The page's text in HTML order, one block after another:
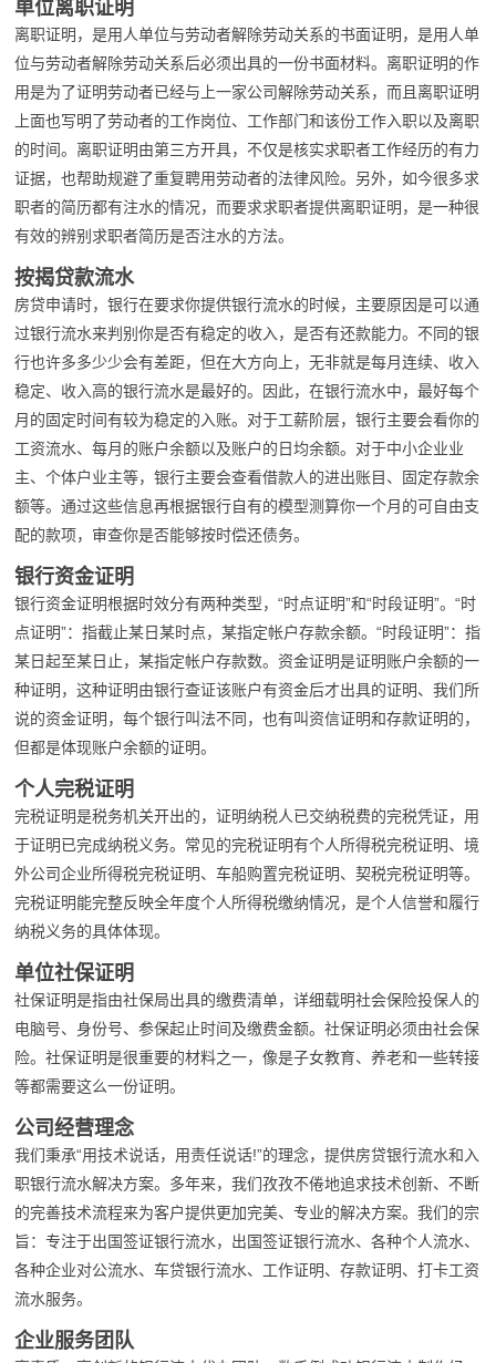
单位离职证明
离职证明，是用人单位与劳动者解除劳动关系的书面证明，是用人单
位与劳动者解除劳动关系后必须出具的一份书面材料。离职证明的作
用是为了证明劳动者已经与上一家公司解除劳动关系，而且离职证明
上面也写明了劳动者的工作岗位、工作部门和该份工作入职以及离职
的时间。离职证明由第三方开具，不仅是核实求职者工作经历的有力
证据，也帮助规避了重复聘用劳动者的法律风险。另外，如今很多求
职者的简历都有注水的情况，而要求求职者提供离职证明，是一种很
有效的辨别求职者简历是否注水的方法。
按揭贷款流水
房贷申请时，银行在要求你提供银行流水的时候，主要原因是可以通
过银行流水来判别你是否有稳定的收入，是否有还款能力。不同的银
行也许多多少少会有差距，但在大方向上，无非就是每月连续、收入
稳定、收入高的银行流水是最好的。因此，在银行流水中，最好每个
月的固定时间有较为稳定的入账。对于工薪阶层，银行主要会看你的
工资流水、每月的账户余额以及账户的日均余额。对于中小企业业
主、个体户业主等，银行主要会查看借款人的进出账目、固定存款余
额等。通过这些信息再根据银行自有的模型测算你一个月的可自由支
配的款项，审查你是否能够按时偿还债务。
银行资金证明
银行资金证明根据时效分有两种类型，“时点证明”和“时段证明”。“时
点证明”：指截止某日某时点，某指定帐户存款余额。“时段证明”：指
某日起至某日止，某指定帐户存款数。资金证明是证明账户余额的一
种证明，这种证明由银行查证该账户有资金后才出具的证明、我们所
说的资金证明，每个银行叫法不同，也有叫资信证明和存款证明的，
但都是体现账户余额的证明。
个人完税证明
完税证明是税务机关开出的，证明纳税人已交纳税费的完税凭证，用
于证明已完成纳税义务。常见的完税证明有个人所得税完税证明、境
外公司企业所得税完税证明、车船购置完税证明、契税完税证明等。
完税证明能完整反映全年度个人所得税缴纳情况，是个人信誉和履行
纳税义务的具体体现。
单位社保证明
社保证明是指由社保局出具的缴费清单，详细载明社会保险投保人的
电脑号、身份号、参保起止时间及缴费金额。社保证明必须由社会保
险。社保证明是很重要的材料之一，像是子女教育、养老和一些转接
等都需要这么一份证明。
公司经营理念
我们秉承“用技术说话，用责任说话!”的理念，提供房贷银行流水和入
职银行流水解决方案。多年来，我们孜孜不倦地追求技术创新、不断
的完善技术流程来为客户提供更加完美、专业的解决方案。我们的宗
旨：专注于出国签证银行流水，出国签证银行流水、各种个人流水、
各种企业对公流水、车贷银行流水、工作证明、存款证明、打卡工资
流水服务。
企业服务团队